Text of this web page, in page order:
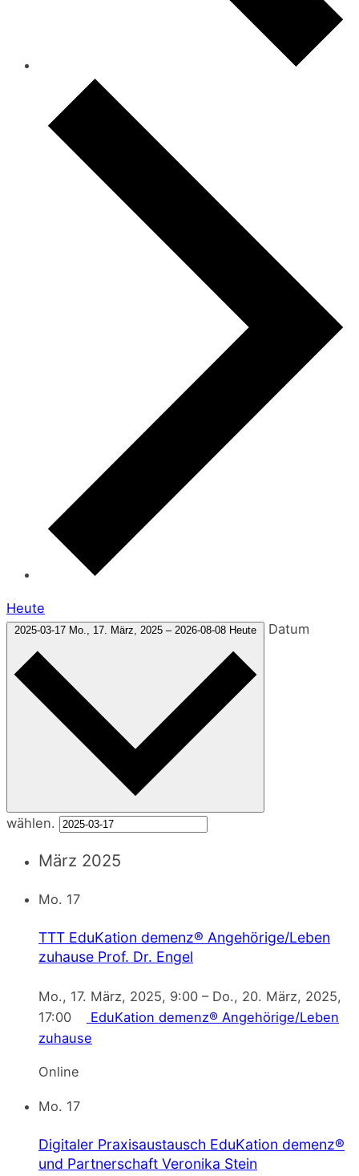
Heute
2025-03-17 Mo., 17. März, 2025 – 2026-08-08 Heute Datum
wählen.
März 2025
Mo. 17
TTT EduKation demenz® Angehörige/Leben
zuhause Prof. Dr. Engel
Mo., 17. März, 2025, 9:00 – Do., 20. März, 2025,
17:00
EduKation demenz® Angehörige/Leben
zuhause
Online
Mo. 17
Digitaler Praxisaustausch EduKation demenz®
und Partnerschaft Veronika Stein